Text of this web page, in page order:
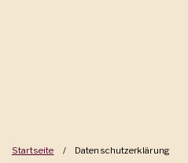
Startseite / Datenschutzerklärung